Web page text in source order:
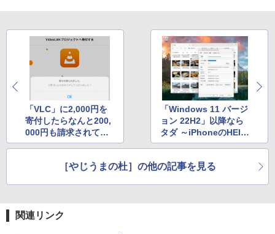
bデザイン入門講座［第2版］
FM TOWNS ハイパー・カタログ: 本体ハ
ードウェア・市販ソフトウェアのパーフ
ェクトリストと最新エミュレータ紹介
￥1,600
Amazon Kindle Colorsoft | 16GBストレ
ージ、防水、7インチカラーディスプレ
イ、色調調節ライト、最大8週間持続バッ
テリー、広告無し、ブラック (2025年発
￥31,980
New Amazon Kindle Scribe Colorsoft |
11インチカラーディスプレイ、64GBスト
レージ、ノート機能搭載、明るさ自動調
整、色調調節ライト、プレミアムペン付
「VLC」に2,000円を
寄付したらなんと200,
000円も請求されてし
まった！
「Windows 11 バージ
ョン 22H2」以降なら
タダ ～iPhoneのHEIC
写真をWindowsで扱
［やじうまの杜］の他の記事を見る
関連リンク